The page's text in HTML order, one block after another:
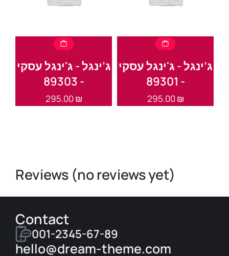
ג’ינגל - ג'ינגל עסקי
- 89303
295.00₪
ג’ינגל - ג'ינגל עסקי
- 89301
295.00₪
Reviews (no reviews yet)
Contact
001-2345-67-89
hello@dream-theme.com